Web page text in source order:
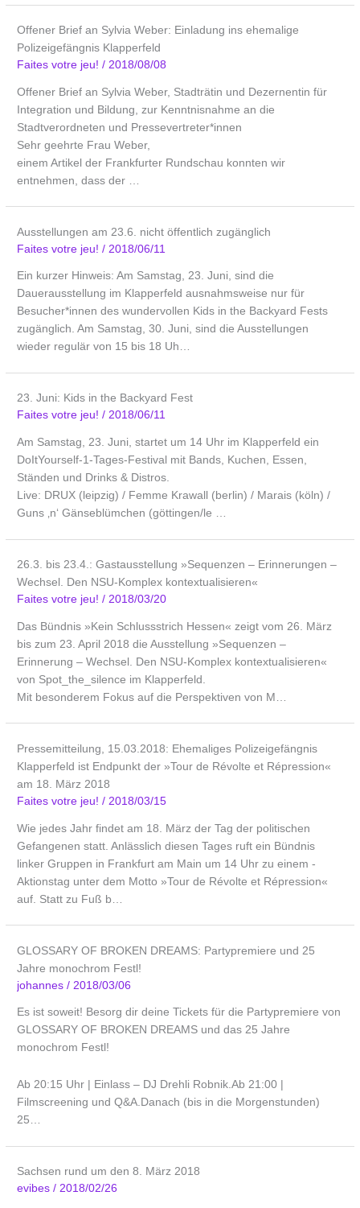
Offener Brief an Sylvia Weber: Einladung ins ehemalige
Polizeigefängnis Klapperfeld
Faites votre jeu!/2018/08/08
Offener Brief an Sylvia Weber, Stadträtin und Dezernentin für
Integration und Bildung, zur Kenntnisnahme an die
Stadtverordneten und Pressevertreter*innen
Sehr geehrte Frau Weber,
einem Artikel der Frankfurter Rundschau konnten wir
entnehmen, dass der …
Ausstellungen am 23.6. nicht öffentlich zugänglich
Faites votre jeu!/ 2018/06/11
Ein kurzer Hinweis: Am Samstag, 23. Juni, sind die
Dauerausstellung im Klapperfeld ausnahmsweise nur für
Besucher*innen des wundervollen Kids in the Backyard Fests
zugänglich. Am Samstag, 30. Juni, sind die Ausstellungen
wieder regulär von 15 bis 18 Uh…
23. Juni: Kids in the Backyard Fest
Faites votre jeu!/2018/06/11
Am Samstag, 23. Juni, startet um 14 Uhr im Klapperfeld ein
DoItYourself-1-Tages-Festival mit Bands, Kuchen, Essen,
Ständen und Drinks & Distros.
Live: DRUX (leipzig) / Femme Krawall (berlin) / Marais (köln) /
Guns ‚n‘ Gänseblümchen (göttingen/le …
26.3. bis 23.4.: Gastausstellung »Sequenzen – Erinnerungen –
Wechsel. Den NSU-Komplex kontextualisieren«
Faites votre jeu!/2018/03/20
Das Bündnis »Kein Schlussstrich Hessen« zeigt vom 26. März
bis zum 23. April 2018 die Ausstellung »Sequenzen –
Erinnerung – Wechsel. Den NSU-Komplex kontextualisieren«
von Spot_the_silence im Klapperfeld.
Mit besonderem Fokus auf die Perspektiven von M…
Pressemitteilung, 15.03.2018: Ehemaliges Polizeigefängnis
Klapperfeld ist Endpunkt der »Tour de Révolte et Répression«
am 18. März 2018
Faites votre jeu!/ 2018/03/15
Wie jedes Jahr findet am 18. März der Tag der politischen
Gefangenen statt. Anlässlich diesen ­Tages ruft ein Bündnis
linker Gruppen in Frankfurt am Main um 14 Uhr zu einem ­
Aktionstag unter dem Motto »Tour de Révolte et Répression«
auf. Statt zu Fuß b…
GLOSSARY OF BROKEN DREAMS: Partypremiere und 25
Jahre monochrom Festl!
johannes/ 2018/03/06
Es ist soweit! Besorg dir deine Tickets für die Partypremiere von
GLOSSARY OF BROKEN DREAMS und das 25 Jahre
monochrom Festl!
Ab 20:15 Uhr | Einlass – DJ Drehli Robnik.Ab 21:00 |
Filmscreening und Q&A.Danach (bis in die Morgenstunden)
25…
Sachsen rund um den 8. März 2018
evibes/2018/02/26